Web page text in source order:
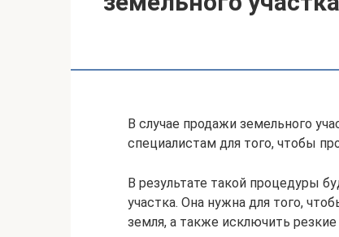
В случае продажи земельного
специалистам для того, чтобы
В результате такой процедуры
участка. Она нужна для того,
земля, а также исключить